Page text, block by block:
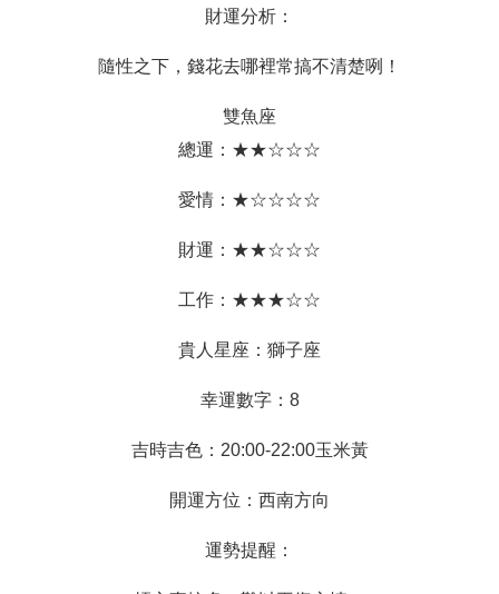
財運分析：
隨性之下，錢花去哪裡常搞不清楚咧！
雙魚座
總運：★★☆☆☆
愛情：★☆☆☆☆
財運：★★☆☆☆
工作：★★★☆☆
貴人星座：獅子座
幸運數字：8
吉時吉色：20:00-22:00玉米黃
開運方位：西南方向
運勢提醒：